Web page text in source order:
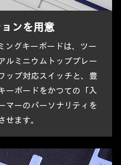
ンを用意
ングキーボードは、ツー
ルミニウムトッププレー
ップ対応スイッチと、豊
ーボードをかつての「入
マーのパーソナリティを
ます。